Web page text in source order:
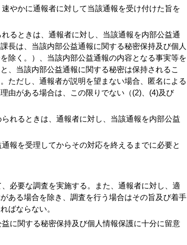
やかに通報者に対して当該通報を受け付けた旨を
るときは、通報者に対し、当該通報を内部公益通
長は、当該内部公益通報に関する秘密保持及び個人
除く。）、当該内部公益通報の内容となる事実等を
、当該内部公益通報に関する秘密は保持されるこ
ただし、通報者が説明を望まない場合、匿名による
由がある場合は、この限りでない（(2) (4)及び
れるときは、通報者に対し、当該通報を内部公益
報を受理してからその対応を終えるまでに必要と
必要な調査を実施する。また、通報者に対し、適
ある場合を除き、調査を行う場合はその旨及び着手
ばならない。
に関する秘密保持及び個人情報保護に十分に留意